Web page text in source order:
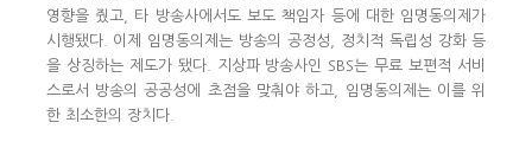
영향을 줬고, 타 방송사에서도 보도 책임자 등에 대한 임명동의제가
시행됐다. 이제 임명동의제는 방송의 공정성, 정치적 독립성 강화 등
을 상징하는 제도가 됐다. 지상파 방송사인 SBS는 무료 보편적 서비
스로서 방송의 공공성에 초점을 맞춰야 하고, 임명동의제는 이를 위
한 최소한의 장치다.